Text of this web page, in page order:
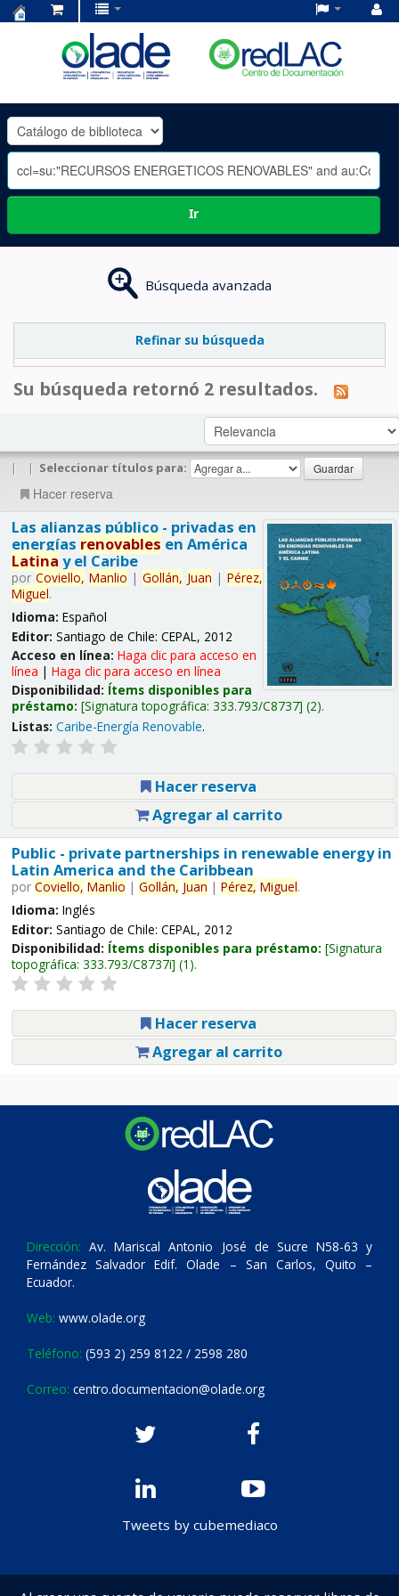
OLADE
-
Ir
Búsqueda avanzada
Refinar su búsqueda
Su búsqueda retornó 2 resultados.
| | Seleccionar títulos para:
Hacer reserva
Las alianzas público - privadas en
energías renovables en América
Latina y el Caribe
por Coviello, Manlio | Gollán, Juan | Pérez,
Miguel.
Idioma: Español
Editor: Santiago de Chile: CEPAL, 2012
Acceso en línea: Haga clic para acceso en
línea | Haga clic para acceso en línea
Disponibilidad: Ítems disponibles para
préstamo: Signatura topográfica: 333.793/C8737 (2).
Listas: Caribe-Energía Renovable.
Hacer reserva
Agregar al carrito
Public - private partnerships in renewable energy in
Latin America and the Caribbean
por Coviello, Manlio | Gollán, Juan | Pérez, Miguel.
Idioma: Inglés
Editor: Santiago de Chile: CEPAL, 2012
Disponibilidad: Ítems disponibles para préstamo: Signatura
topográfica: 333.793/C8737i (1).
Hacer reserva
Agregar al carrito
Dirección: Av. Mariscal Antonio José de Sucre N58-63 y
Fernández Salvador Edif. Olade – San Carlos, Quito –
Ecuador.
Web: www.olade.org
Teléfono: (593 2) 259 8122 / 2598 280
Correo: centro.documentacion@olade.org
Tweets by cubemediaco